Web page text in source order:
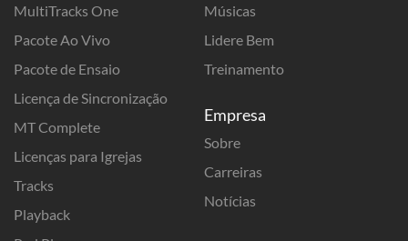
MultiTracks One
Pacote Ao Vivo
Pacote de Ensaio
Licença de Sincronização
MT Complete
Licenças para Igrejas
Tracks
Playback
Músicas
Lidere Bem
Treinamento
Empresa
Sobre
Carreiras
Notícias